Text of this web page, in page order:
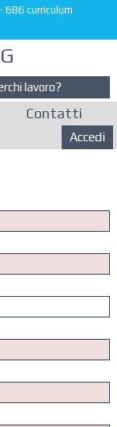
- 686 curriculum
lavoro?
Contatti
Accedi